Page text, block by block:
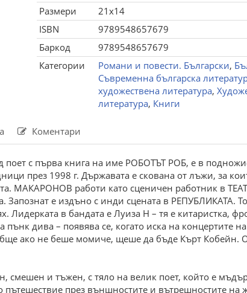
Размери
21x14
ISBN
9789548657679
Баркод
9789548657679
Категории
Романи и повести. Български,
Съвременна българска
художествена литература,
литература, Книги
Коментари
с първа книга на име РОБОТЪТ РОБ, е в
през 1998 г. Държавата е скована от лъжи, за
МАКАРОНОВ работи като сценичен работник в
Запознат е издъно с инди сцената в РЕПУБЛИКАТА.
в бандата е Луиза Н – тя е китаристка,
пънк дива – появява се, когато иска на концертите
ако не беше момиче, щеше да бъде Кърт Кобейн.
смешен и тъжен, с тяло на велик поет, който е
през външностите и вътрешностите на